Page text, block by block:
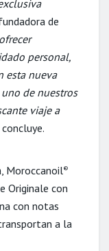
de
personal,
esta nueva
de nuestros
viaje a
concluye.
Moroccanoil®
Originale con
con notas
a la